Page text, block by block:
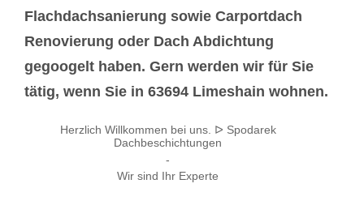
Flachdachsanierung sowie Carportdach
Renovierung oder Dach Abdichtung
gegoogelt haben. Gern werden wir für Sie
tätig, wenn Sie in 63694 Limeshain wohnen.
Herzlich Willkommen bei uns. ᐅ Spodarek
Dachbeschichtungen
-
Wir sind Ihr Experte